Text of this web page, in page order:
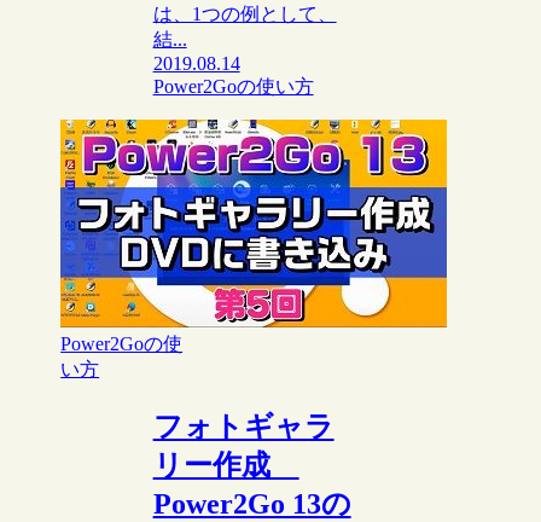
は、1つの例として、
結...
2019.08.14
Power2Goの使い方
Power2Goの使
い方
フォトギャラ
リー作成
Power2Go 13の